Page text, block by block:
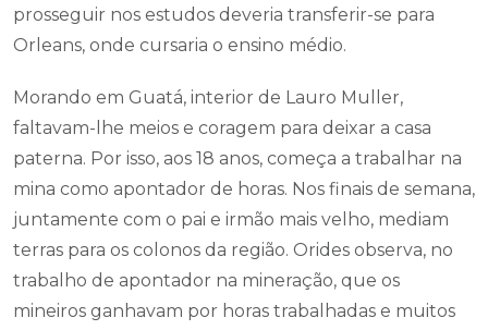
prosseguir nos estudos deveria transferir-se para
Orleans, onde cursaria o ensino médio.
Morando em Guatá, interior de Lauro Muller,
faltavam-lhe meios e coragem para deixar a casa
paterna. Por isso, aos 18 anos, começa a trabalhar na
mina como apontador de horas. Nos finais de semana,
juntamente com o pai e irmão mais velho, mediam
terras para os colonos da região. Orides observa, no
trabalho de apontador na mineração, que os
mineiros ganhavam por horas trabalhadas e muitos